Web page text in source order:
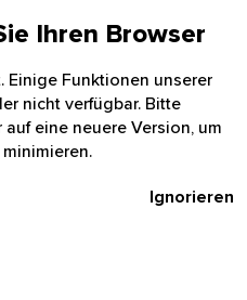
Ihren Browser
Einige Funktionen unserer
nicht verfügbar. Bitte
eine neuere Version, um
Ignorieren